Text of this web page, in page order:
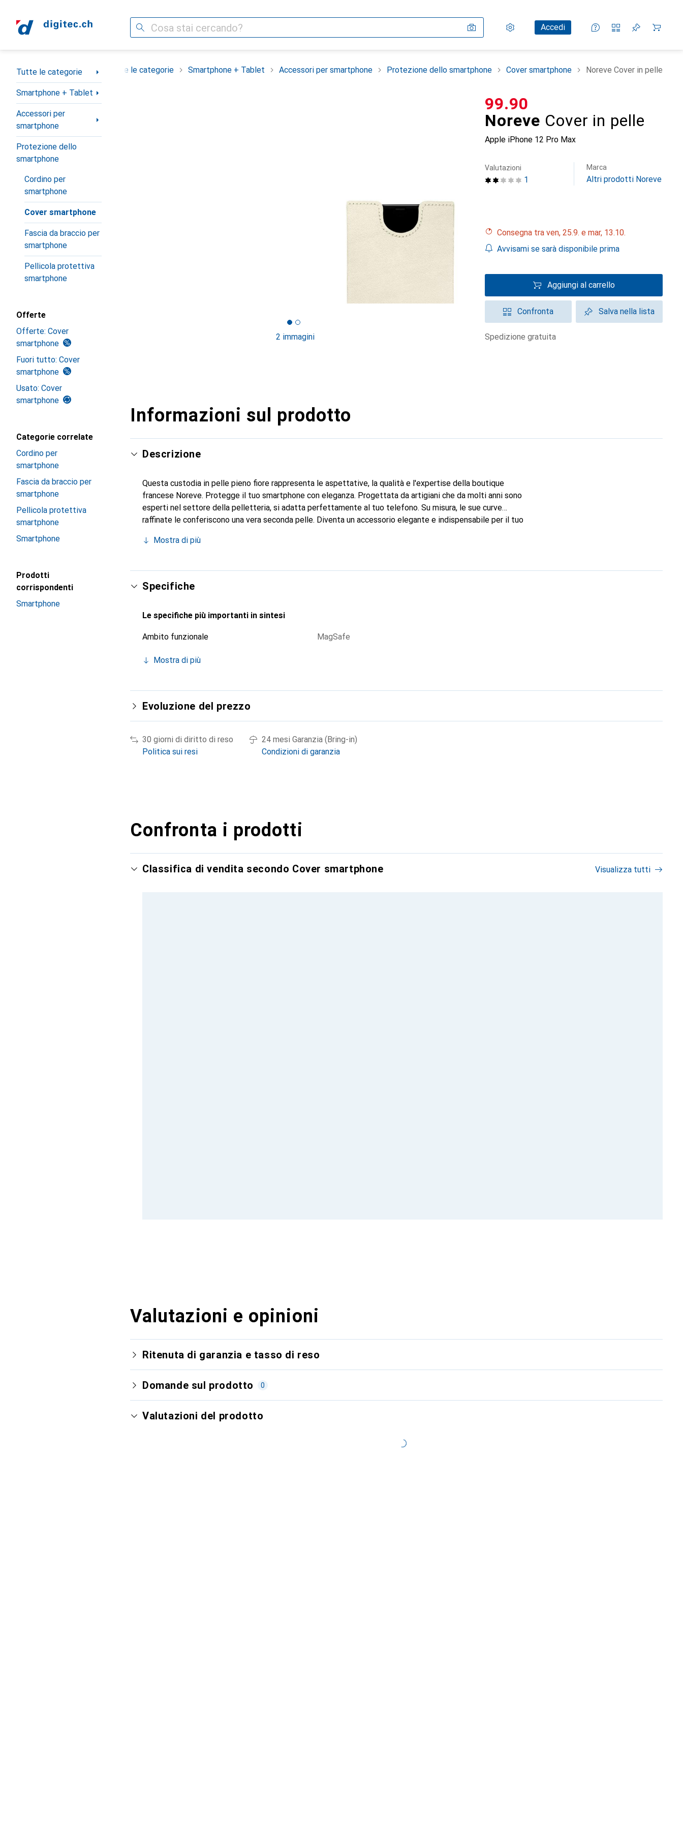
Cerca Impostazioni
Conto clienteAccedi
Liste di confronto
Liste dei desideri
Carrello
Categoria Navigazione
Tutte le categorie
Smartphone + Tablet
Accessori per
smartphone
Protezione dello
smartphone
Cordino per
smartphone
Cover smartphone
Fascia da braccio per
smartphone
Pellicola protettiva
smartphone
Offerte
Offerte: Cover
smartphone
Fuori tutto: Cover
smartphone
Usato: Cover
smartphone
Categorie correlate
Cordino per
smartphone
Fascia da braccio per
smartphone
Pellicola protettiva
smartphone
Smartphone
Prodotti
corrispondenti
Smartphone
Tutte le categorie Smartphone + Tablet Accessori per smartphone Protezione dello smartphone Cover smartphone Noreve Cover in pelle
2 immagini
Noreve Cover in pelle
Apple iPhone 12 Pro Max
CHF
99.90
1
Valutazioni Marca
Altri prodotti Noreve
Consegna tra ven, 25.9. e mar, 13.10.
Avvisami se sarà disponibile prima
Aggiungi al carrello
Confronta Salva nella lista
spedizione gratuita
Informazioni sul prodotto
Descrizione
Questa custodia in pelle pieno fiore rappresenta le aspettative, la qualità e l'expertise della boutique
francese Noreve. Protegge il tuo smartphone con eleganza. Progettata da artigiani che da molti anni sono
esperti nel settore della pelletteria, si adatta perfettamente al tuo telefono. Su misura, le sue curve
raffinate le conferiscono una vera seconda pelle. Diventa un accessorio elegante e indispensabile per il tuo
scelta sicura per una clientela esigente.
Mostra di più
Specifiche
Le specifiche più importanti in sintesi
Ambito funzionale MagSafe
Mostra di più
Evoluzione del prezzo
30 giorni di diritto di reso
Politica sui resi
24 mesi Garanzia (Bring-in)
Condizioni di garanzia
Confronta i prodotti
Classifica di vendita secondo Cover smartphone Visualizza tutti
Valutazioni e opinioni
Ritenuta di garanzia e tasso di reso
Domande sul prodotto 0
Valutazioni del prodotto